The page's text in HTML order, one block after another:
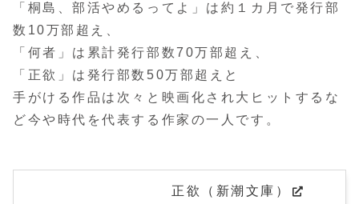
「桐島、部活やめるってよ」は約１カ月で発行部
数10万部超え、
「何者」は累計発行部数70万部超え、
「正欲」は発行部数50万部超えと
手がける作品は次々と映画化され大ヒットするな
ど今や時代を代表する作家の一人です。
正欲（新潮文庫）